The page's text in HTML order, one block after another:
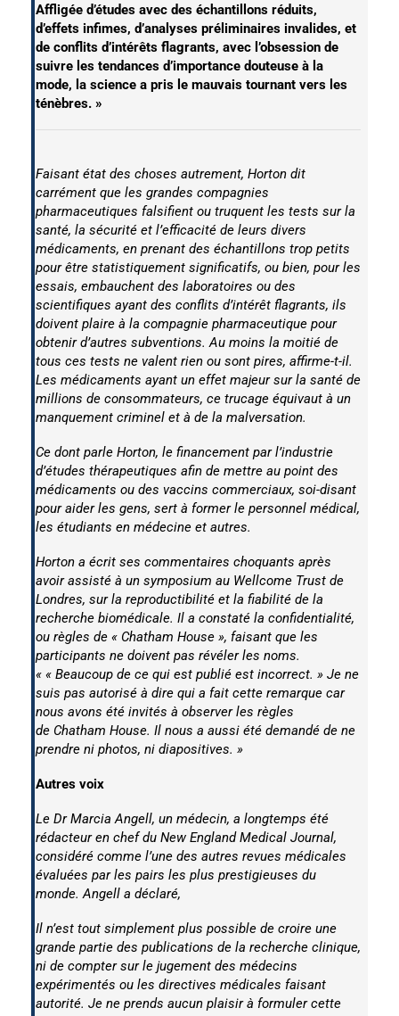
Affligée d’études avec des échantillons réduits,
d’effets infimes, d’analyses préliminaires invalides, et
de conflits d’intérêts flagrants, avec l’obsession de
suivre les tendances d’importance douteuse à la
mode, la science a pris le mauvais tournant vers les
ténèbres. »
Faisant état des choses autrement, Horton dit
carrément que les grandes compagnies
pharmaceutiques falsifient ou truquent les tests sur la
santé, la sécurité et l’efficacité de leurs divers
médicaments, en prenant des échantillons trop petits
pour être statistiquement significatifs, ou bien, pour les
essais, embauchent des laboratoires ou des
scientifiques ayant des conflits d’intérêt flagrants, ils
doivent plaire à la compagnie pharmaceutique pour
obtenir d’autres subventions. Au moins la moitié de
tous ces tests ne valent rien ou sont pires, affirme-t-il.
Les médicaments ayant un effet majeur sur la santé de
millions de consommateurs, ce trucage équivaut à un
manquement criminel et à de la malversation.
Ce dont parle Horton, le financement par l’industrie
d’études thérapeutiques afin de mettre au point des
médicaments ou des vaccins commerciaux, soi-disant
pour aider les gens, sert à former le personnel médical,
les étudiants en médecine et autres.
Horton a écrit ses commentaires choquants après
avoir assisté à un symposium au Wellcome Trust de
Londres, sur la reproductibilité et la fiabilité de la
recherche biomédicale. Il a constaté la confidentialité,
ou règles de « Chatham House », faisant que les
participants ne doivent pas révéler les noms.
« « Beaucoup de ce qui est publié est incorrect. » Je ne
suis pas autorisé à dire qui a fait cette remarque car
nous avons été invités à observer les règles
de Chatham House. Il nous a aussi été demandé de ne
prendre ni photos, ni diapositives. »
Autres voix
Le Dr Marcia Angell, un médecin, a longtemps été
rédacteur en chef du New England Medical Journal,
considéré comme l’une des autres revues médicales
évaluées par les pairs les plus prestigieuses du
monde. Angell a déclaré,
Il n’est tout simplement plus possible de croire une
grande partie des publications de la recherche clinique,
ni de compter sur le jugement des médecins
expérimentés ou les directives médicales faisant
autorité. Je ne prends aucun plaisir à formuler cette